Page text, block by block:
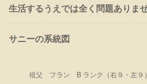
生活するうえでは全く問題ありませ
サニーの系統図
祖父 フラン B ランク（右９・左９）